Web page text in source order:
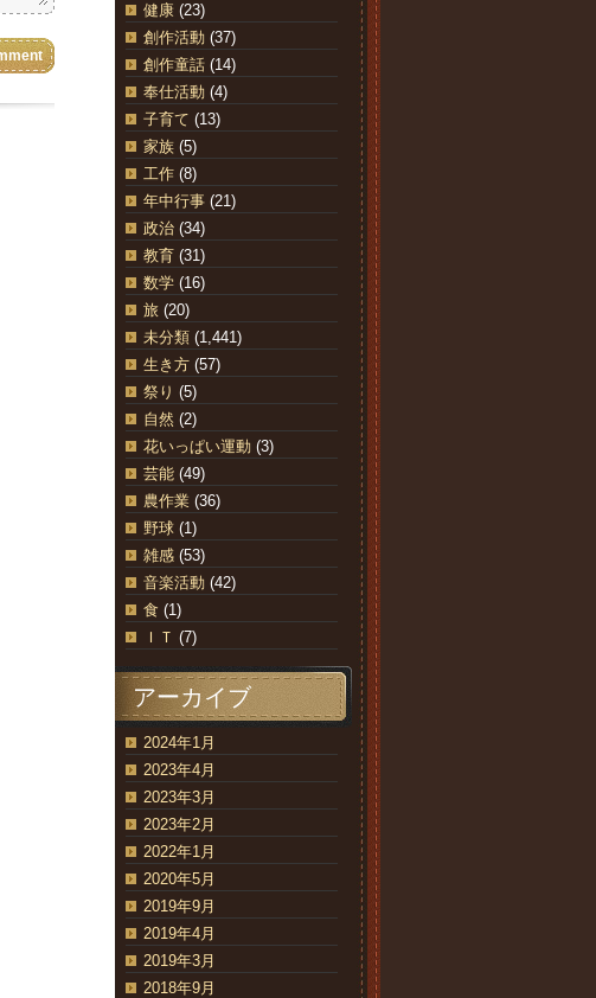
健康 (23)
創作活動 (37)
創作童話 (14)
奉仕活動 (4)
子育て (13)
家族 (5)
工作 (8)
年中行事 (21)
政治 (34)
教育 (31)
数学 (16)
旅 (20)
未分類 (1,441)
生き方 (57)
祭り (5)
自然 (2)
花いっぱい運動 (3)
芸能 (49)
農作業 (36)
野球 (1)
雑感 (53)
音楽活動 (42)
食 (1)
ＩＴ (7)
アーカイブ
2024年1月
2023年4月
2023年3月
2023年2月
2022年1月
2020年5月
2019年9月
2019年4月
2019年3月
2018年9月